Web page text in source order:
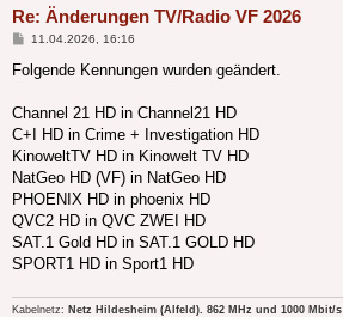
Re: Änderungen TV/Radio VF 2026
Beitrag
11.04.2026, 16:16
Folgende Kennungen wurden geändert.
Channel 21 HD in Channel21 HD
C+I HD in Crime + Investigation HD
KinoweltTV HD in Kinowelt TV HD
NatGeo HD (VF) in NatGeo HD
PHOENIX HD in phoenix HD
QVC2 HD in QVC ZWEI HD
SAT.1 Gold HD in SAT.1 GOLD HD
SPORT1 HD in Sport1 HD
Kabelnetz: Netz Hildesheim (Alfeld). 862 MHz und 1000 Mbit/s